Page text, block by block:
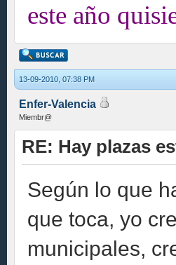
este año
13-09-2010, 07:38 PM
Enfer-Valencia
Miembr@
RE: Hay plazas
Según lo que
que toca, yo
municipales,